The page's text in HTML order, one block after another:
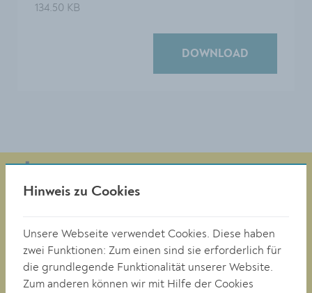
134.50 KB
DOWNLOAD
Obere Landstraße 4
A-3500 Krems
Hinweis zu Cookies
Unsere Webseite verwendet Cookies. Diese haben
zwei Funktionen: Zum einen sind sie erforderlich für
die grundlegende Funktionalität unserer Website.
Zum anderen können wir mit Hilfe der Cookies